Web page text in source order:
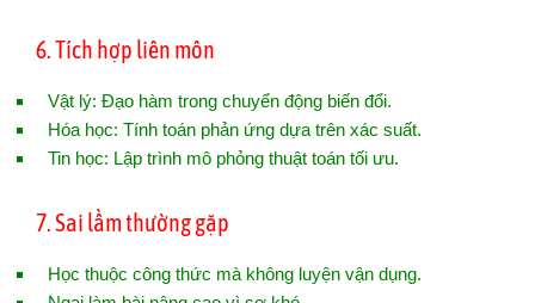
6. Tích hợp liên môn
Vật lý: Đạo hàm trong chuyển động biến đổi.
Hóa học: Tính toán phản ứng dựa trên xác suất.
Tin học: Lập trình mô phỏng thuật toán tối ưu.
7. Sai lầm thường gặp
Học thuộc công thức mà không luyện vận dụng.